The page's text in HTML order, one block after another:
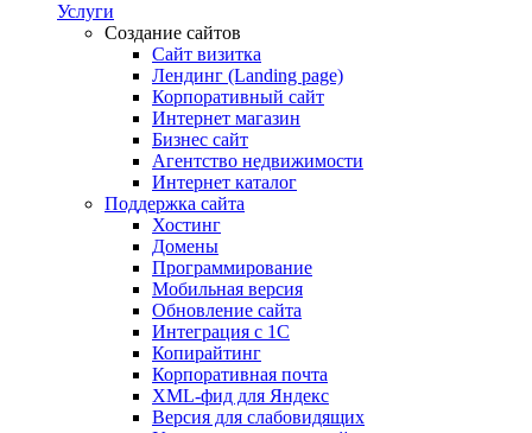
Услуги
Создание сайтов
Сайт визитка
Лендинг (Landing page)
Корпоративный сайт
Интернет магазин
Бизнес сайт
Агентство недвижимости
Интернет каталог
Поддержка сайта
Хостинг
Домены
Программирование
Мобильная версия
Обновление сайта
Интеграция с 1С
Копирайтинг
Корпоративная почта
XML-фид для Яндекс
Версия для слабовидящих